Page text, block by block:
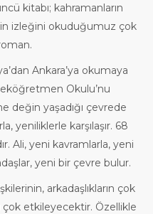
kitabı; kahramanların
izleğini okuduğumuz çok
Ankara’ya okumaya
Okulu’nu
değin yaşadığı çevrede
yeniliklerle karşılaşır. 68
Ali, yeni kavramlarla, yeni
yeni bir çevre bulur.
arkadaşlıkların çok
çok etkileyecektir. Özellikle